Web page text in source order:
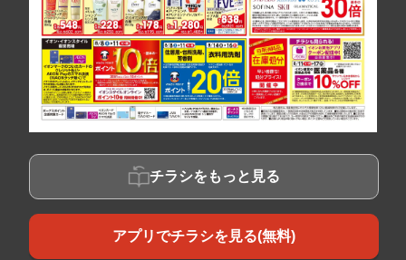
チラシをもっと見る
アプリでチラシを見る(無料)